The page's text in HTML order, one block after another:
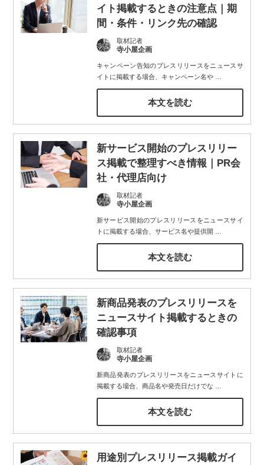
イト掲載するときの注意点｜期
間・条件・リンク先の確認
取材記者
寺小屋企画
キャンペーン告知のプレスリリースをニュースサ
イトに掲載する場合、キャンペーン名や…
本文を読む
新サービス開始のプレスリリー
ス掲載で整理すべき情報｜PR会
社・代理店向け
取材記者
寺小屋企画
新サービス開始のプレスリリースをニュースサイ
トに掲載する場合、サービス名や提供開
本文を読む
新商品発表のプレスリリースを
ニュースサイト掲載するときの
確認事項
取材記者
寺小屋企画
新商品発表のプレスリリースをニュースサイトに
掲載する場合、商品名や発売日だけでな
本文を読む
用途別プレスリリース掲載ガイ